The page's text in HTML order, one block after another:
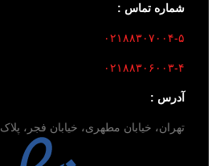
شماره تماس :
۰۲۱۸۸۳۰۷۰۰۴-۵
۰۲۱۸۸۳۰۶۰۰۳-۴
آدرس :
تهران، خیابان مطهری، خیابان فجر، پلاک ۳۲ و ۳۶